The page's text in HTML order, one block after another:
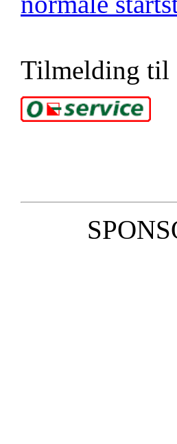
Tilmelding til